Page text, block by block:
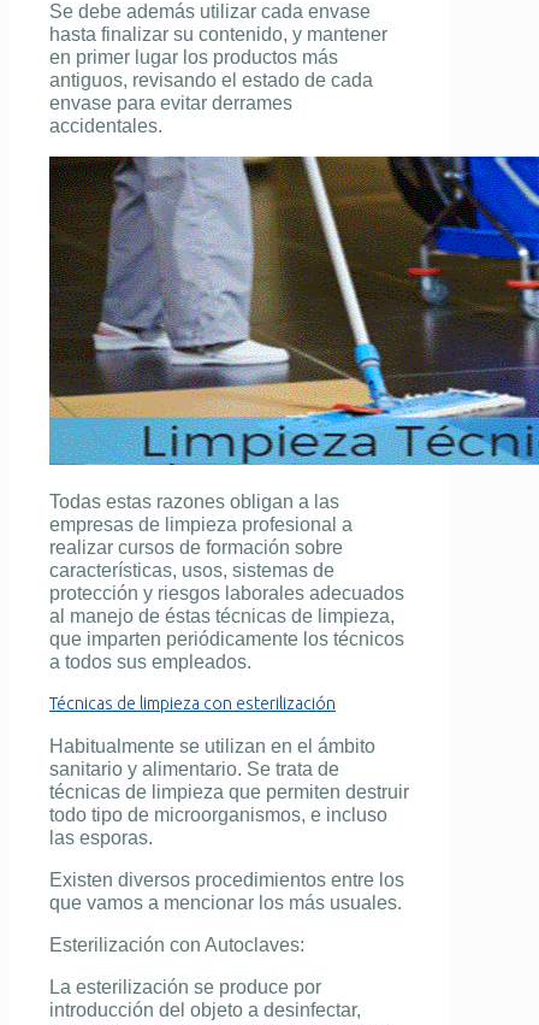
Se debe además utilizar cada envase
hasta finalizar su contenido, y mantener
en primer lugar los productos más
antiguos, revisando el estado de cada
envase para evitar derrames
accidentales.
Todas estas razones obligan a las
empresas de limpieza profesional a
realizar cursos de formación sobre
características, usos, sistemas de
protección y riesgos laborales adecuados
al manejo de éstas técnicas de limpieza,
que imparten periódicamente los técnicos
a todos sus empleados.
Técnicas de limpieza con esterilización
Habitualmente se utilizan en el ámbito
sanitario y alimentario. Se trata de
técnicas de limpieza que permiten destruir
todo tipo de microorganismos, e incluso
las esporas.
Existen diversos procedimientos entre los
que vamos a mencionar los más usuales.
Esterilización con Autoclaves:
La esterilización se produce por
introducción del objeto a desinfectar,